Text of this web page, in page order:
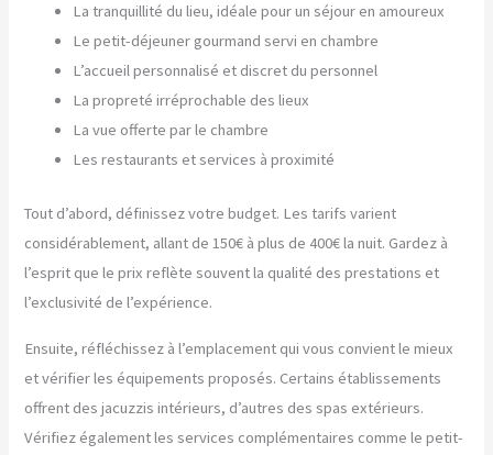
La tranquillité du lieu, idéale pour un séjour en amoureux
Le petit-déjeuner gourmand servi en chambre
L’accueil personnalisé et discret du personnel
La propreté irréprochable des lieux
La vue offerte par le chambre
Les restaurants et services à proximité
Tout d’abord, définissez votre budget. Les tarifs varient
considérablement, allant de 150€ à plus de 400€ la nuit. Gardez à
l’esprit que le prix reflète souvent la qualité des prestations et
l’exclusivité de l’expérience.
Ensuite, réfléchissez à l’emplacement qui vous convient le mieux
et vérifier les équipements proposés. Certains établissements
offrent des jacuzzis intérieurs, d’autres des spas extérieurs.
Vérifiez également les services complémentaires comme le petit-